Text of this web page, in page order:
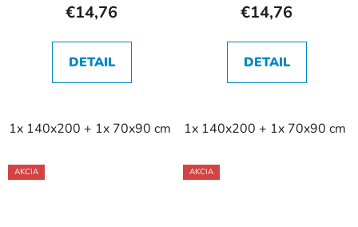
€14,76
DETAIL
1x 140x200 + 1x 70x90 cm
€14,76
DETAIL
1x 140x200 + 1x 70x90 cm
AKCIA AKCIA